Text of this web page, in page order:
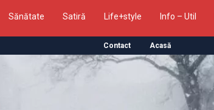
Sănătate Satiră Life+style Info – Util
Contact Acasă